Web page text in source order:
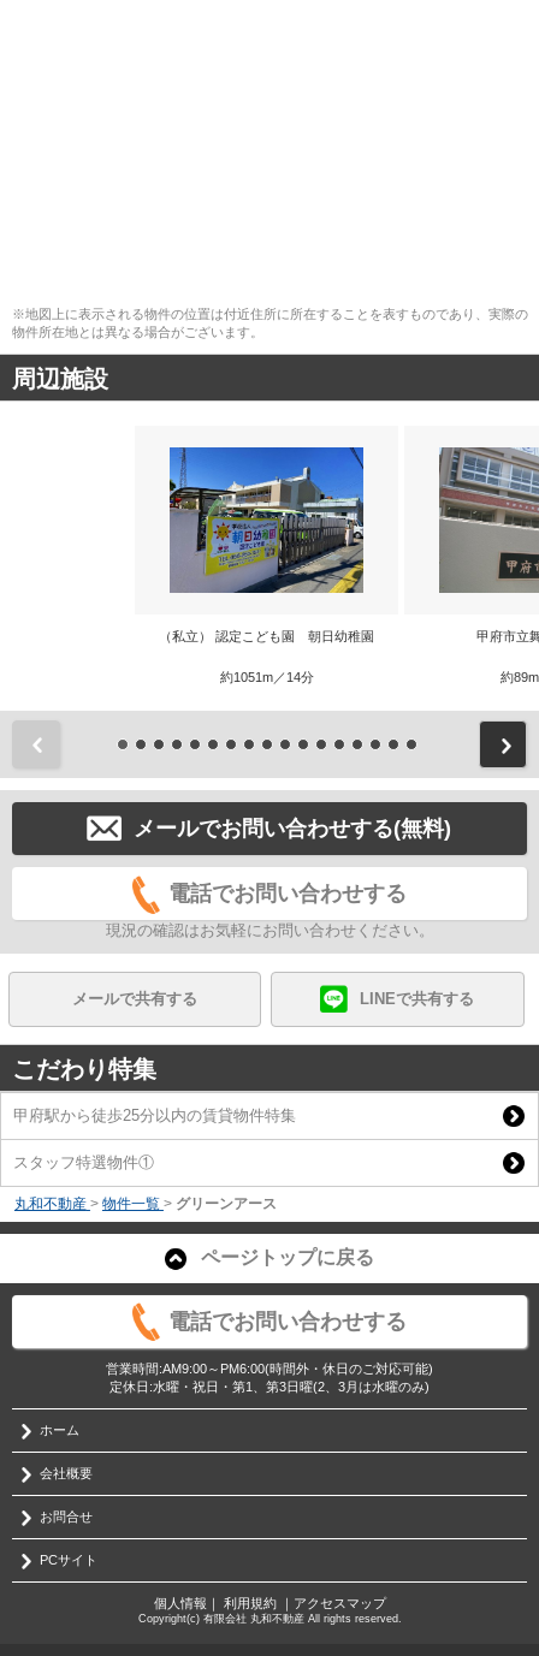
※地図上に表示される物件の位置は付近住所に所在することを表すものであり、実際の
物件所在地とは異なる場合がございます。
周辺施設
（私立） 認定こども園 朝日幼稚園
約1051m／14分
甲府市立
約
メールでお問い合わせする(無料)
電話でお問い合わせする
現況の確認はお気軽にお問い合わせください。
メールで共有する LINEで共有する
こだわり特集
甲府駅から徒歩25分以内の賃貸物件特集
スタッフ特選物件①
丸和不動産 > 物件一覧 > グリーンアース
ページトップに戻る
電話でお問い合わせする
営業時間:AM9:00～PM6:00(時間外・休日のご対応可能)
定休日:水曜・祝日・第1、第3日曜(2、3月は水曜のみ)
ホーム
会社概要
お問合せ
PCサイト
個人情報 利用規約｜ アクセスマップ
Copyright(c) 有限会社 丸和不動産 All rights reserved.